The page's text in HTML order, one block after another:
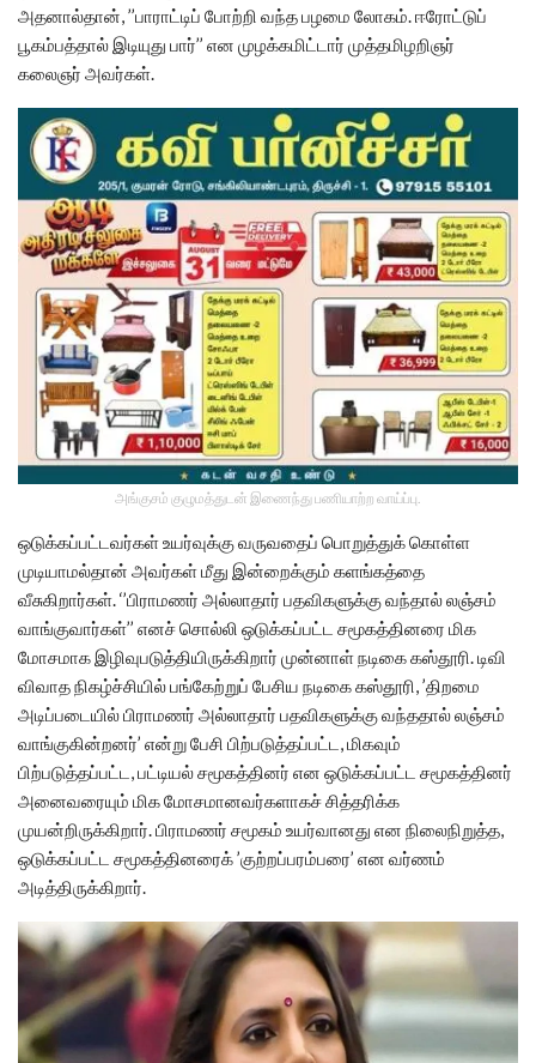
அதனால்தான், ’’பாராட்டிப் போற்றி வந்த பழமை லோகம். ஈரோட்டுப்
பூகம்பத்தால் இடியுது பார்’’ என முழக்கமிட்டார் முத்தமிழறிஞர்
கலைஞர் அவர்கள்.
அங்குசம் குழுமத்துடன் இணைந்து பணியாற்ற வாய்ப்பு.
ஒடுக்கப்பட்டவர்கள் உயர்வுக்கு வருவதைப் பொறுத்துக் கொள்ள
முடியாமல்தான் அவர்கள் மீது இன்றைக்கும் களங்கத்தை
வீசுகிறார்கள். ‘’பிராமணர் அல்லாதார் பதவிகளுக்கு வந்தால் லஞ்சம்
வாங்குவார்கள்’’ எனச் சொல்லி ஒடுக்கப்பட்ட சமூகத்தினரை மிக
மோசமாக இழிவுபடுத்தியிருக்கிறார் முன்னாள் நடிகை கஸ்தூரி. டிவி
விவாத நிகழ்ச்சியில் பங்கேற்றுப் பேசிய நடிகை கஸ்தூரி, ’திறமை
அடிப்படையில் பிராமணர் அல்லாதார் பதவிகளுக்கு வந்ததால் லஞ்சம்
வாங்குகின்றனர்’ என்று பேசி பிற்படுத்தப்பட்ட, மிகவும்
பிற்படுத்தப்பட்ட, பட்டியல் சமூகத்தினர் என ஒடுக்கப்பட்ட சமூகத்தினர்
அனைவரையும் மிக மோசமானவர்களாகச் சித்தரிக்க
முயன்றிருக்கிறார். பிராமணர் சமூகம் உயர்வானது என நிலைநிறுத்த,
ஒடுக்கப்பட்ட சமூகத்தினரைக் ’குற்றப்பரம்பரை’ என வர்ணம்
அடித்திருக்கிறார்.